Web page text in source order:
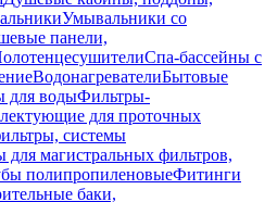
Умывальники со
панели,
Спа-бассейны с
ВодонагревателиБытовые
для водыФильтры-
для проточных
системы
для магистральных фильтров,
полипропиленовыеФитинги
баки,